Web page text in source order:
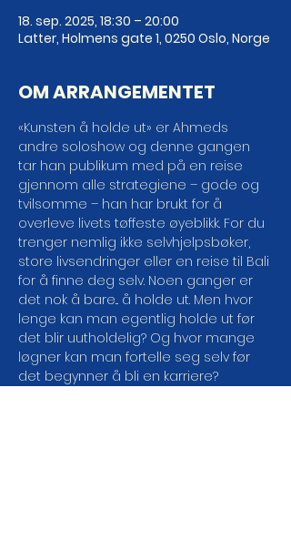
18. sep. 2025, 18:30 – 20:00
Latter, Holmens gate 1, 0250 Oslo, Norge
OM ARRANGEMENTET
«Kunsten å holde ut» er Ahmeds
andre soloshow og denne gangen
tar han publikum med på en reise
gjennom alle strategiene – gode og
tvilsomme – han har brukt for å
overleve livets tøffeste øyeblikk. For du
trenger nemlig ikke selvhjelpsbøker,
store livsendringer eller en reise til Bali
for å finne deg selv. Noen ganger er
det nok å bare... å holde ut. Men hvor
lenge kan man egentlig holde ut før
det blir uutholdelig? Og hvor mange
løgner kan man fortelle seg selv før
det begynner å bli en karriere?